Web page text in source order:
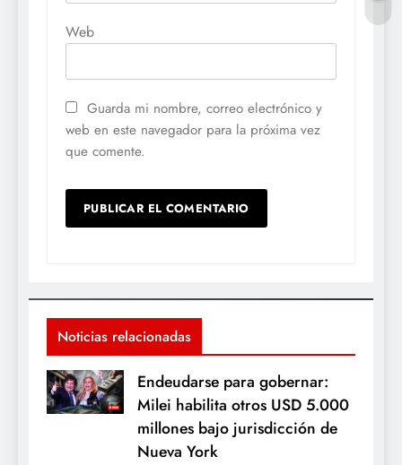
Web
Guarda mi nombre, correo electrónico y
web en este navegador para la próxima vez
que comente.
Noticias relacionadas
Endeudarse para gobernar:
Milei habilita otros USD 5.000
millones bajo jurisdicción de
Nueva York